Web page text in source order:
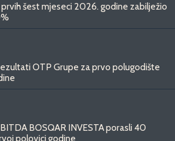
prvih šest mjeseci 2026. godine zabilježio
OTP Grupe za prvo polugodište
BOSQAR INVESTA porasli 40
polovici godine